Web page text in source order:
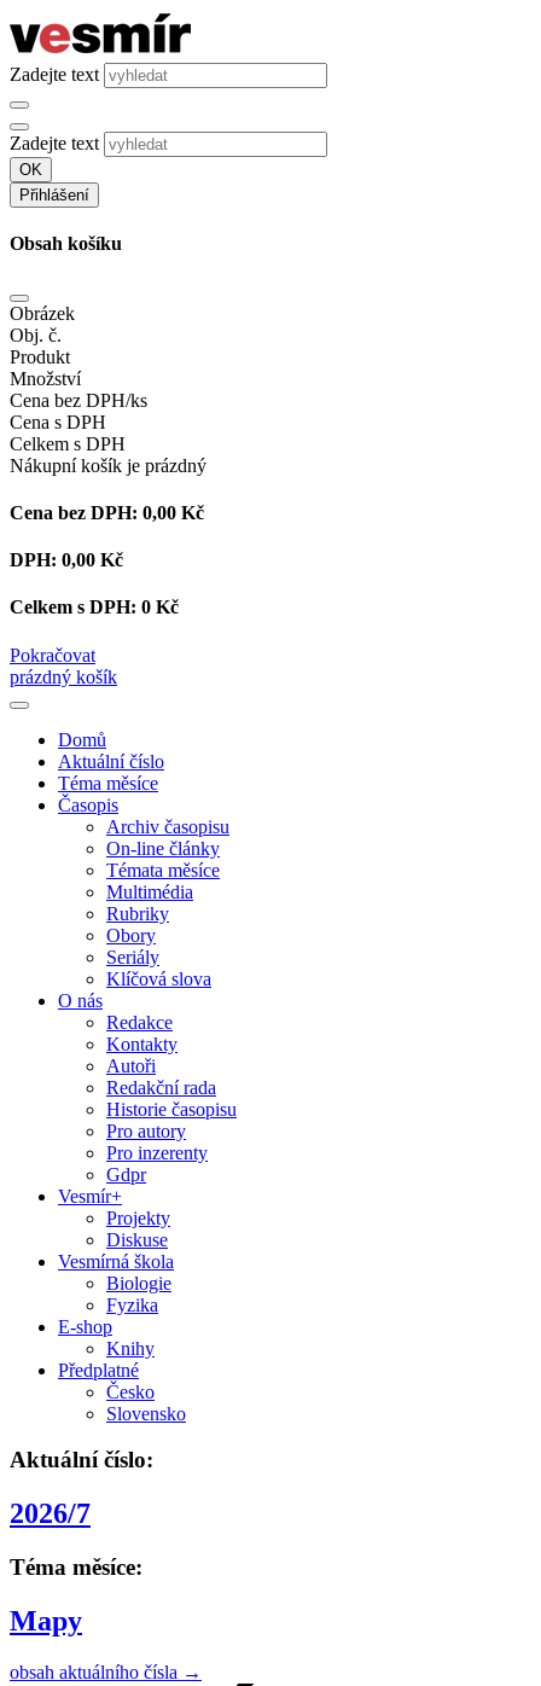
Zadejte text
Zadejte text
OK
Přihlášení
Obsah košíku
Obrázek
Obj. č.
Produkt
Množství
Cena bez DPH/ks
Cena s DPH
Celkem s DPH
Nákupní košík je prázdný
Cena bez DPH: 0,00 Kč
DPH: 0,00 Kč
Celkem s DPH: 0 Kč
Pokračovat
prázdný košík
Domů
Aktuální číslo
Téma měsíce
Časopis
Archiv časopisu
On-line články
Témata měsíce
Multimédia
Rubriky
Obory
Seriály
Klíčová slova
O nás
Redakce
Kontakty
Autoři
Redakční rada
Historie časopisu
Pro autory
Pro inzerenty
Gdpr
Vesmír+
Projekty
Diskuse
Vesmírná škola
Biologie
Fyzika
E-shop
Knihy
Předplatné
Česko
Slovensko
Aktuální číslo:
2026/7
Téma měsíce:
Mapy
obsah aktuálního čísla →